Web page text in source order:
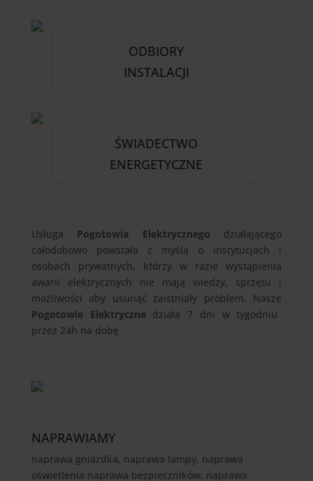
ODBIORY
INSTALACJI
ŚWIADECTWO
ENERGETYCZNE
Usługa Pogotowia Elektrycznego działającego
całodobowo powstała z myślą o instytucjach i
osobach prywatnych, którzy w razie wystąpienia
awarii elektrycznych nie mają wiedzy, sprzętu i
możliwości aby usunąć zaistniały problem. Nasze
Pogotowie Elektryczne działa 7 dni w tygodniu
przez 24h na dobę
NAPRAWIAMY
naprawa gniazdka, naprawa lampy, naprawa
oświetlenia naprawa bezpieczników, naprawa